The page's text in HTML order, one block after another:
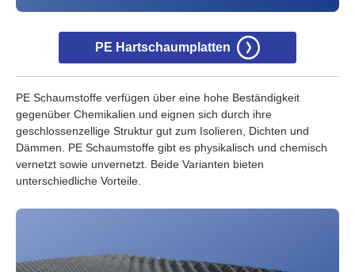
PE Hartschaumplatten
PE Schaumstoffe verfügen über eine hohe Beständigkeit
gegenüber Chemikalien und eignen sich durch ihre
geschlossenzellige Struktur gut zum Isolieren, Dichten und
Dämmen. PE Schaumstoffe gibt es physikalisch und chemisch
vernetzt sowie unvernetzt. Beide Varianten bieten
unterschiedliche Vorteile.